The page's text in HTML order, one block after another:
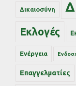
Δικαιοσύνη
Εκλογές
Ενέργεια
Επαγγελματίες